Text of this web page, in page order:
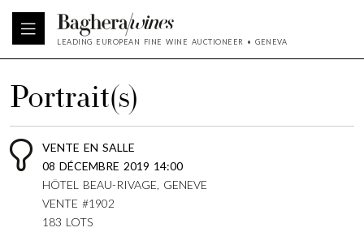
LEADING EUROPEAN FINE WINE AUCTIONEER • GENEVA
Portrait(s)
VENTE EN SALLE
08 DÉCEMBRE 2019 14:00
HÔTEL BEAU-RIVAGE, GENEVE
VENTE #1902
183 LOTS